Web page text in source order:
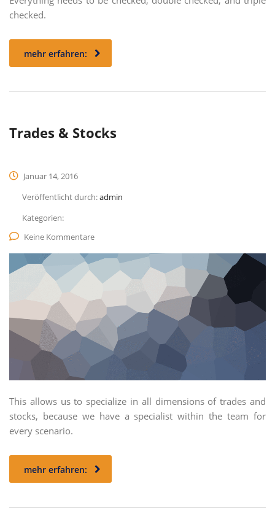
checked.
mehr erfahren:
Trades & Stocks
Januar 14, 2016
Veröffentlicht durch:admin
Kategorien:
Keine Kommentare
This allows us to specialize in all dimensions of trades and
stocks, because we have a specialist within the team for
every scenario.
mehr erfahren: